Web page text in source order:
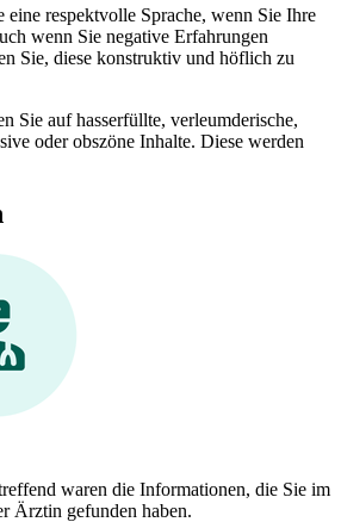
eine respektvolle Sprache, wenn Sie Ihre
wenn Sie negative Erfahrungen
Sie, diese konstruktiv und höflich zu
Sie auf hasserfüllte, verleumderische,
oder obszöne Inhalte. Diese werden
waren die Informationen, die Sie im
Ärztin gefunden haben.